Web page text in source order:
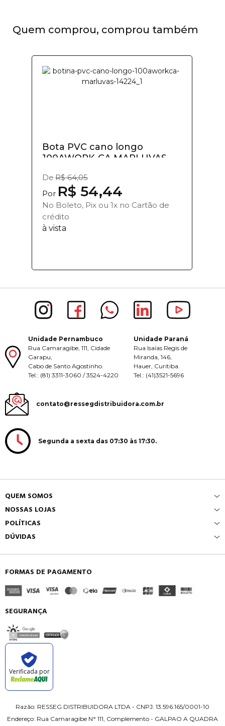
Quem comprou, comprou também
Bota PVC cano longo
100AWORK-CA MARLUVAS
De R$ 64,05
Por R$ 54,44
No Boleto, Pix ou 1x no Cartão de
crédito
à vista
Unidade Pernambuco
Rua Camaragibe, 111, Cidade
Garapu,
Cabo de Santo Agostinho.
Tel.: (81) 3311-3060 / 3524-4220
Unidade Paraná
Rua Isaías Regis de
Miranda, 146,
Hauer, Curitiba.
Tel.: (41)3521-5696
contato@ressegdistribuidora.com.br
Segunda a sexta das 07:30 às 17:30.
QUEM SOMOS
NOSSAS LOJAS
POLÍTICAS
DÚVIDAS
FORMAS DE PAGAMENTO
SEGURANÇA
Verificada por
Razão: RESSEG DISTRIBUIDORA LTDA - CNPJ: 13.596.165/0001-10
Endereço: Rua Camaragibe N° 111, Complemento - GALPAO A QUADRA